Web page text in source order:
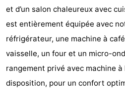
-
Domburg
Hof
-
et d’un salon chaleureux avec
est entièrement équipée avec
réfrigérateur, une machine à
vaisselle, un four et un micro-
rangement privé avec machine
disposition, pour un confort